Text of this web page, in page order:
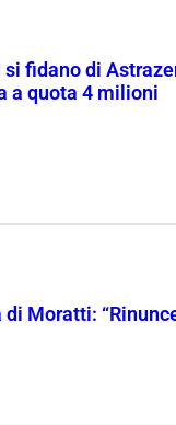
fidano di
a quota 4 milioni
Moratti: